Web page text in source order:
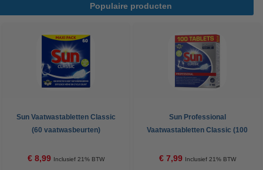
Populaire producten
Sun Vaatwastabletten Classic
(60 vaatwasbeurten)
€ 8,99 Inclusief 21% BTW
Sun Professional
Vaatwastabletten Classic (100
€ 7,99 Inclusief 21% BTW